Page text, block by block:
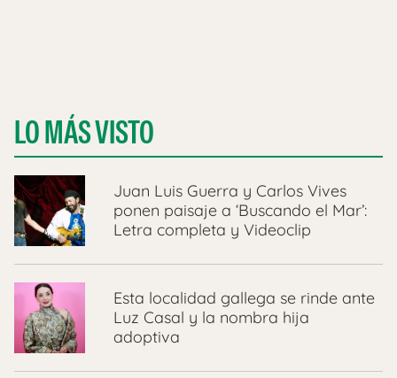
LO MÁS VISTO
Juan Luis Guerra y Carlos Vives
ponen paisaje a ‘Buscando el Mar’:
Letra completa y Videoclip
Esta localidad gallega se rinde ante
Luz Casal y la nombra hija
adoptiva